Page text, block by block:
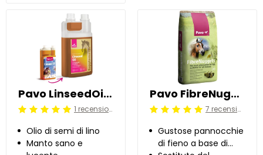
Pavo LinseedOil 1 l
Beoordeling: 5/5 1 recensioni
Olio di semi di lino
Manto sano e
Pavo FibreNuggets 20 kg
Beoordeling: 5/5 7 recensioni
Gustose pannocchie
di fieno a base di